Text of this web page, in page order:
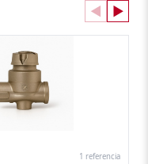
◀ ▶
1 referencia